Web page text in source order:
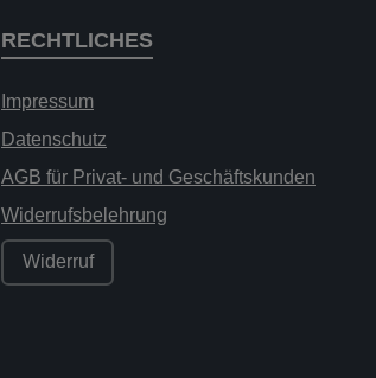
RECHTLICHES
Impressum
Datenschutz
AGB für Privat- und Geschäftskunden
Widerrufsbelehrung
Widerruf